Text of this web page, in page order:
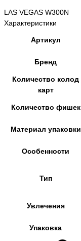
LAS VEGAS W300N
Характеристики
Артикул
Бренд
Количество колод
карт
Количество фишек
Материал упаковки
Особенности
Тип
Увлечения
Упаковка